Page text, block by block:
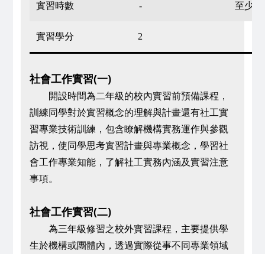
實習時數 - 至少
實習學分 2
社會工作實習(一)
開設時間為二年級的校內實習前預備課程，
訓練同學對於實習概念的理解與計畫還有社工實
習專業技術訓練，包含瞭解機構實務運作與參觀
訪視，使同學思考實習計畫與專業概念，學習社
會工作專業知能，了解社工實務內涵及實習注意
事項。
社會工作實習(二)
為三年級修習之校外實習課程，主要提供學
生於機構或團體內，透過實際從事不同專業領域